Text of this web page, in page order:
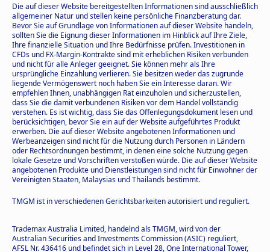
Die auf dieser Website bereitgestellten Informationen sind ausschließlich
allgemeiner Natur und stellen keine persönliche Finanzberatung dar.
Bevor Sie auf Grundlage von Informationen auf dieser Website handeln,
sollten Sie die Eignung dieser Informationen im Hinblick auf Ihre Ziele,
Ihre finanzielle Situation und Ihre Bedürfnisse prüfen. Investitionen in
CFDs und FX-Margin-Kontrakte sind mit erheblichen Risiken verbunden
und nicht für alle Anleger geeignet. Sie können mehr als Ihre
ursprüngliche Einzahlung verlieren. Sie besitzen weder das zugrunde
liegende Vermögenswert noch haben Sie ein Interesse daran. Wir
empfehlen Ihnen, unabhängigen Rat einzuholen und sicherzustellen,
dass Sie die damit verbundenen Risiken vor dem Handel vollständig
verstehen. Es ist wichtig, dass Sie das Offenlegungsdokument lesen und
berücksichtigen, bevor Sie ein auf der Website aufgeführtes Produkt
erwerben. Die auf dieser Website angebotenen Informationen und
Werbeanzeigen sind nicht für die Nutzung durch Personen in Ländern
oder Rechtsordnungen bestimmt, in denen eine solche Nutzung gegen
lokale Gesetze und Vorschriften verstoßen würde. Die auf dieser Website
angebotenen Produkte und Dienstleistungen sind nicht für Einwohner der
Vereinigten Staaten, Malaysias und Thailands bestimmt.
TMGM ist in verschiedenen Gerichtsbarkeiten autorisiert und reguliert.
Trademax Australia Limited, handelnd als TMGM, wird von der
Australian Securities and Investments Commission (ASIC) reguliert,
AFSL Nr. 436416 und befindet sich in Level 28, One International Tower,